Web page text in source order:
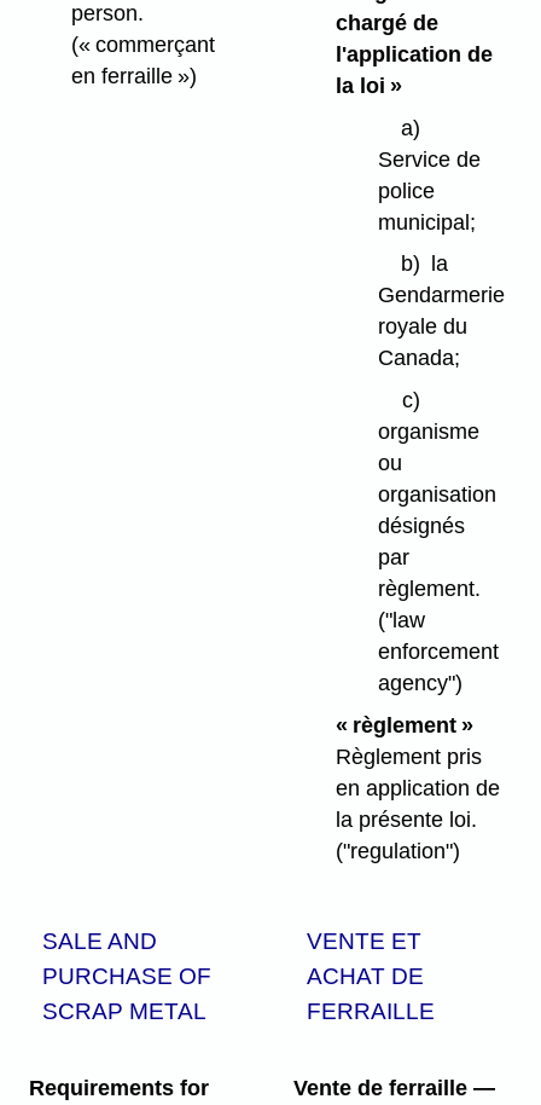
person.
(« commerçant
en ferraille »)
chargé de
l'application de
la loi »
a)
Service de
police
municipal;
b)
la
Gendarmerie
royale du
Canada;
c)
organisme
ou
organisation
désignés
par
règlement.
("law
enforcement
agency")
« règlement »
Règlement pris
en application de
la présente loi.
("regulation")
SALE AND
PURCHASE OF
SCRAP METAL
VENTE ET
ACHAT DE
FERRAILLE
Requirements for
Vente de ferraille —